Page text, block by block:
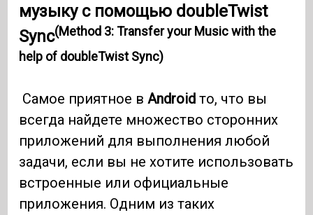
музыку с помощью doubleTwist
Sync(Method 3: Transfer your Music with the
help of doubleTwist Sync)
Самое приятное в Android то, что вы
всегда найдете множество сторонних
приложений для выполнения любой
задачи, если вы не хотите использовать
встроенные или официальные
приложения. Одним из таких